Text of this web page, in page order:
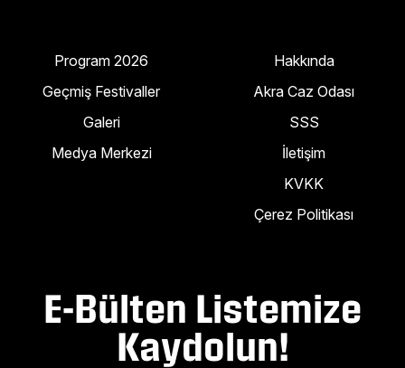
Program 2026
Geçmiş Festivaller
Galeri
Medya Merkezi
Hakkında
Akra Caz Odası
SSS
İletişim
KVKK
Çerez Politikası
E-Bülten Listemize
Kaydolun!